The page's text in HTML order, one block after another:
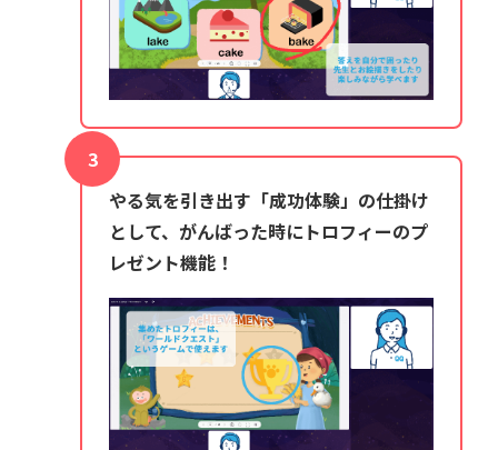
やる気を引き出す「成功体験」の仕掛け
として、がんばった時にトロフィーのプ
レゼント機能！